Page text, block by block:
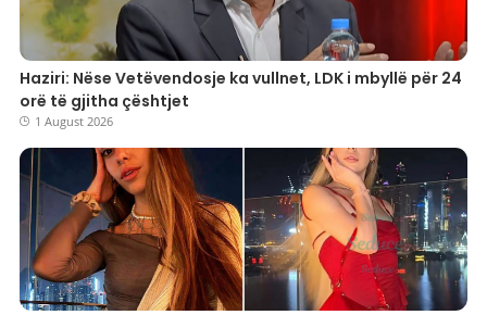
Haziri: Nëse Vetëvendosje ka vullnet, LDK i mbyllë për 24
orë të gjitha çështjet
1 August 2026